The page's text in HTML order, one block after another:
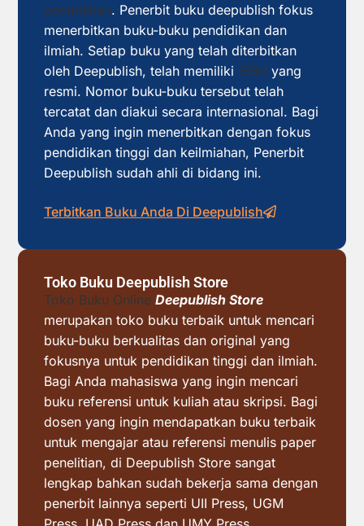
pendidikan. Penerbit buku deepublish fokus
menerbitkan buku-buku pendidikan dan
ilmiah. Setiap buku yang telah diterbitkan
oleh Deepublish, telah memiliki ISBN yang
resmi. Nomor buku-buku tersebut telah
tercatat dan diakui secara internasional. Bagi
Anda yang ingin menerbitkan dengan fokus
pendidikan tinggi dan keilmiahan, Penerbit
Deepublish sudah ahli di bidang ini.
Terbitkan Buku Anda Di Deepublish
Toko Buku Deepublish Store
Toko Buku Online Deepublish Store
merupakan toko buku terbaik untuk mencari
buku-buku berkualitas dan original yang
fokusnya untuk pendidikan tinggi dan ilmiah.
Bagi Anda mahasiswa yang ingin mencari
buku referensi untuk kuliah atau skripsi. Bagi
dosen yang ingin mendapatkan buku terbaik
untuk mengajar atau referensi menulis paper
penelitian, di Deepublish Store sangat
lengkap bahkan sudah bekerja sama dengan
penerbit lainnya seperti UII Press, UGM